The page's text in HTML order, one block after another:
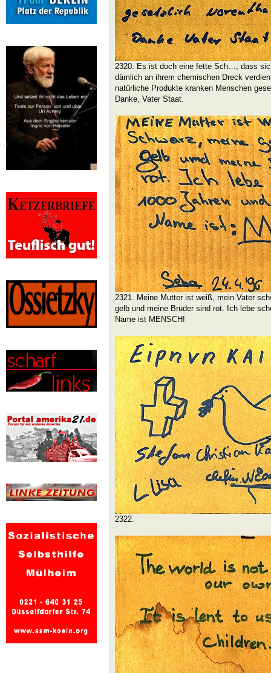
2320. Es ist doch eine fette Sch…, dass
dämlich an ihrem chemischen Dreck
natürliche Produkte kranken Menschen
Danke, Vater Staat.
2321. Meine Mutter ist weiß, mein Vater
gelb und meine Brüder sind rot. Ich lebe
Name ist MENSCH!
2322.